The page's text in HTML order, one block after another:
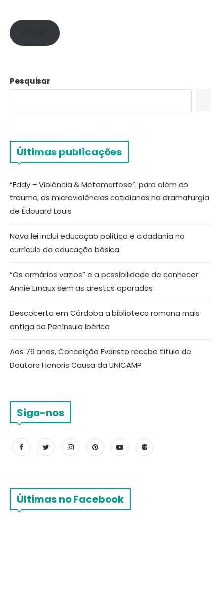
Pesquisar
Últimas publicações
“Eddy – Violência & Metamorfose”: para além do
trauma, as microviolências cotidianas na dramaturgia
de Édouard Louis
Nova lei inclui educação política e cidadania no
currículo da educação básica
“Os armários vazios” e a possibilidade de conhecer
Annie Ernaux sem as arestas aparadas
Descoberta em Córdoba a biblioteca romana mais
antiga da Península Ibérica
Aos 79 anos, Conceição Evaristo recebe título de
Doutora Honoris Causa da UNICAMP
Siga-nos
Últimas no Facebook